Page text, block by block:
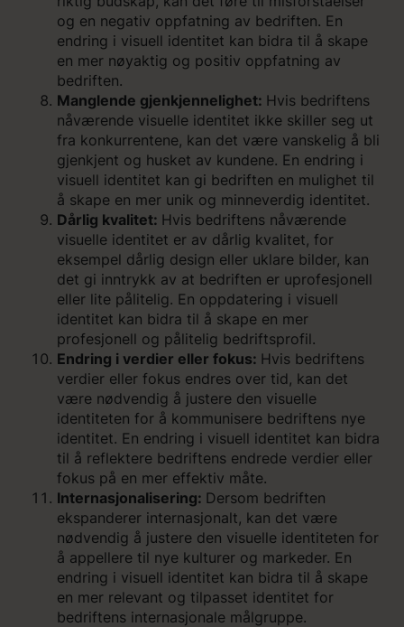
og en negativ oppfatning av bedriften. En
endring i visuell identitet kan bidra til å skape
en mer nøyaktig og positiv oppfatning av
bedriften.
Manglende gjenkjennelighet: Hvis bedriftens
nåværende visuelle identitet ikke skiller seg ut
fra konkurrentene, kan det være vanskelig å bli
gjenkjent og husket av kundene. En endring i
visuell identitet kan gi bedriften en mulighet til
å skape en mer unik og minneverdig identitet.
Dårlig kvalitet: Hvis bedriftens nåværende
visuelle identitet er av dårlig kvalitet, for
eksempel dårlig design eller uklare bilder, kan
det gi inntrykk av at bedriften er uprofesjonell
eller lite pålitelig. En oppdatering i visuell
identitet kan bidra til å skape en mer
profesjonell og pålitelig bedriftsprofil.
Endring i verdier eller fokus: Hvis bedriftens
verdier eller fokus endres over tid, kan det
være nødvendig å justere den visuelle
identiteten for å kommunisere bedriftens nye
identitet. En endring i visuell identitet kan bidra
til å reflektere bedriftens endrede verdier eller
fokus på en mer effektiv måte.
Internasjonalisering: Dersom bedriften
ekspanderer internasjonalt, kan det være
nødvendig å justere den visuelle identiteten for
å appellere til nye kulturer og markeder. En
endring i visuell identitet kan bidra til å skape
en mer relevant og tilpasset identitet for
bedriftens internasjonale målgruppe.